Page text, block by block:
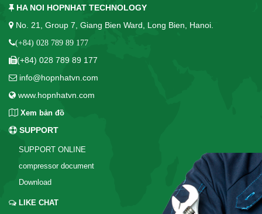
HA NOI HOPNHAT TECHNOLOGY
No. 21, Group 7, Giang Bien Ward, Long Bien, Hanoi.
(+84) 028 789 89 177
(+84) 028 789 89 177
info@hopnhatvn.com
www.hopnhatvn.com
Xem bản đồ
SUPPORT
SUPPORT ONLINE
compressor document
Download
LIKE CHAT